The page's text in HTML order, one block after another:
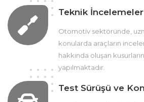
Teknik İncelemeler
Otomotiv sektöründe,
konularda araçların
hakkında oluşan
yapılmaktadır.
Test Sürüşü ve